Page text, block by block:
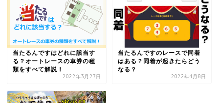
当たるんですはどれに該当す
る？オートレースの車券の種
類をすべて解説！
2022年3月27日
当たるんですのレースで同着
はある？同着が起きたらどう
なる？
2022年4月8日